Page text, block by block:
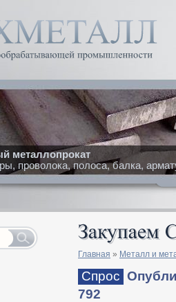
металлопрокат
проволока, полоса, балка,
Главная » Металл и
Спрос
792